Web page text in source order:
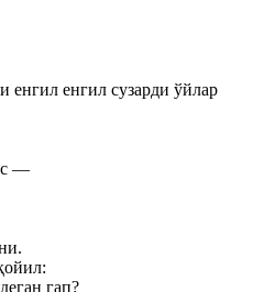
енгил енгил сузарди ўйлар
—
гап?